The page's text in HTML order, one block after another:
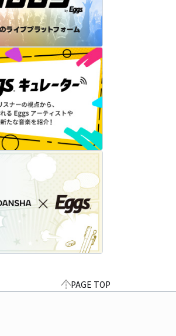
PAGE TOP